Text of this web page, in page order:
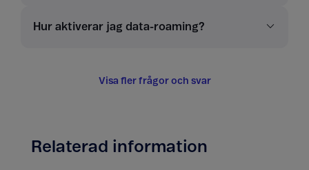
Hur aktiverar jag data-roaming?
Visa fler frågor och svar
Relaterad information